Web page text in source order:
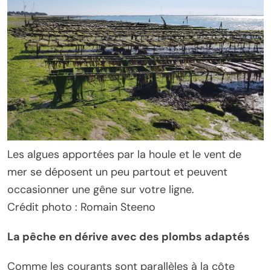
Les algues apportées par la houle et le vent de
mer se déposent un peu partout et peuvent
occasionner une gêne sur votre ligne.
Crédit photo : Romain Steeno
La pêche en dérive avec des plombs adaptés
Comme les courants sont parallèles à la côte